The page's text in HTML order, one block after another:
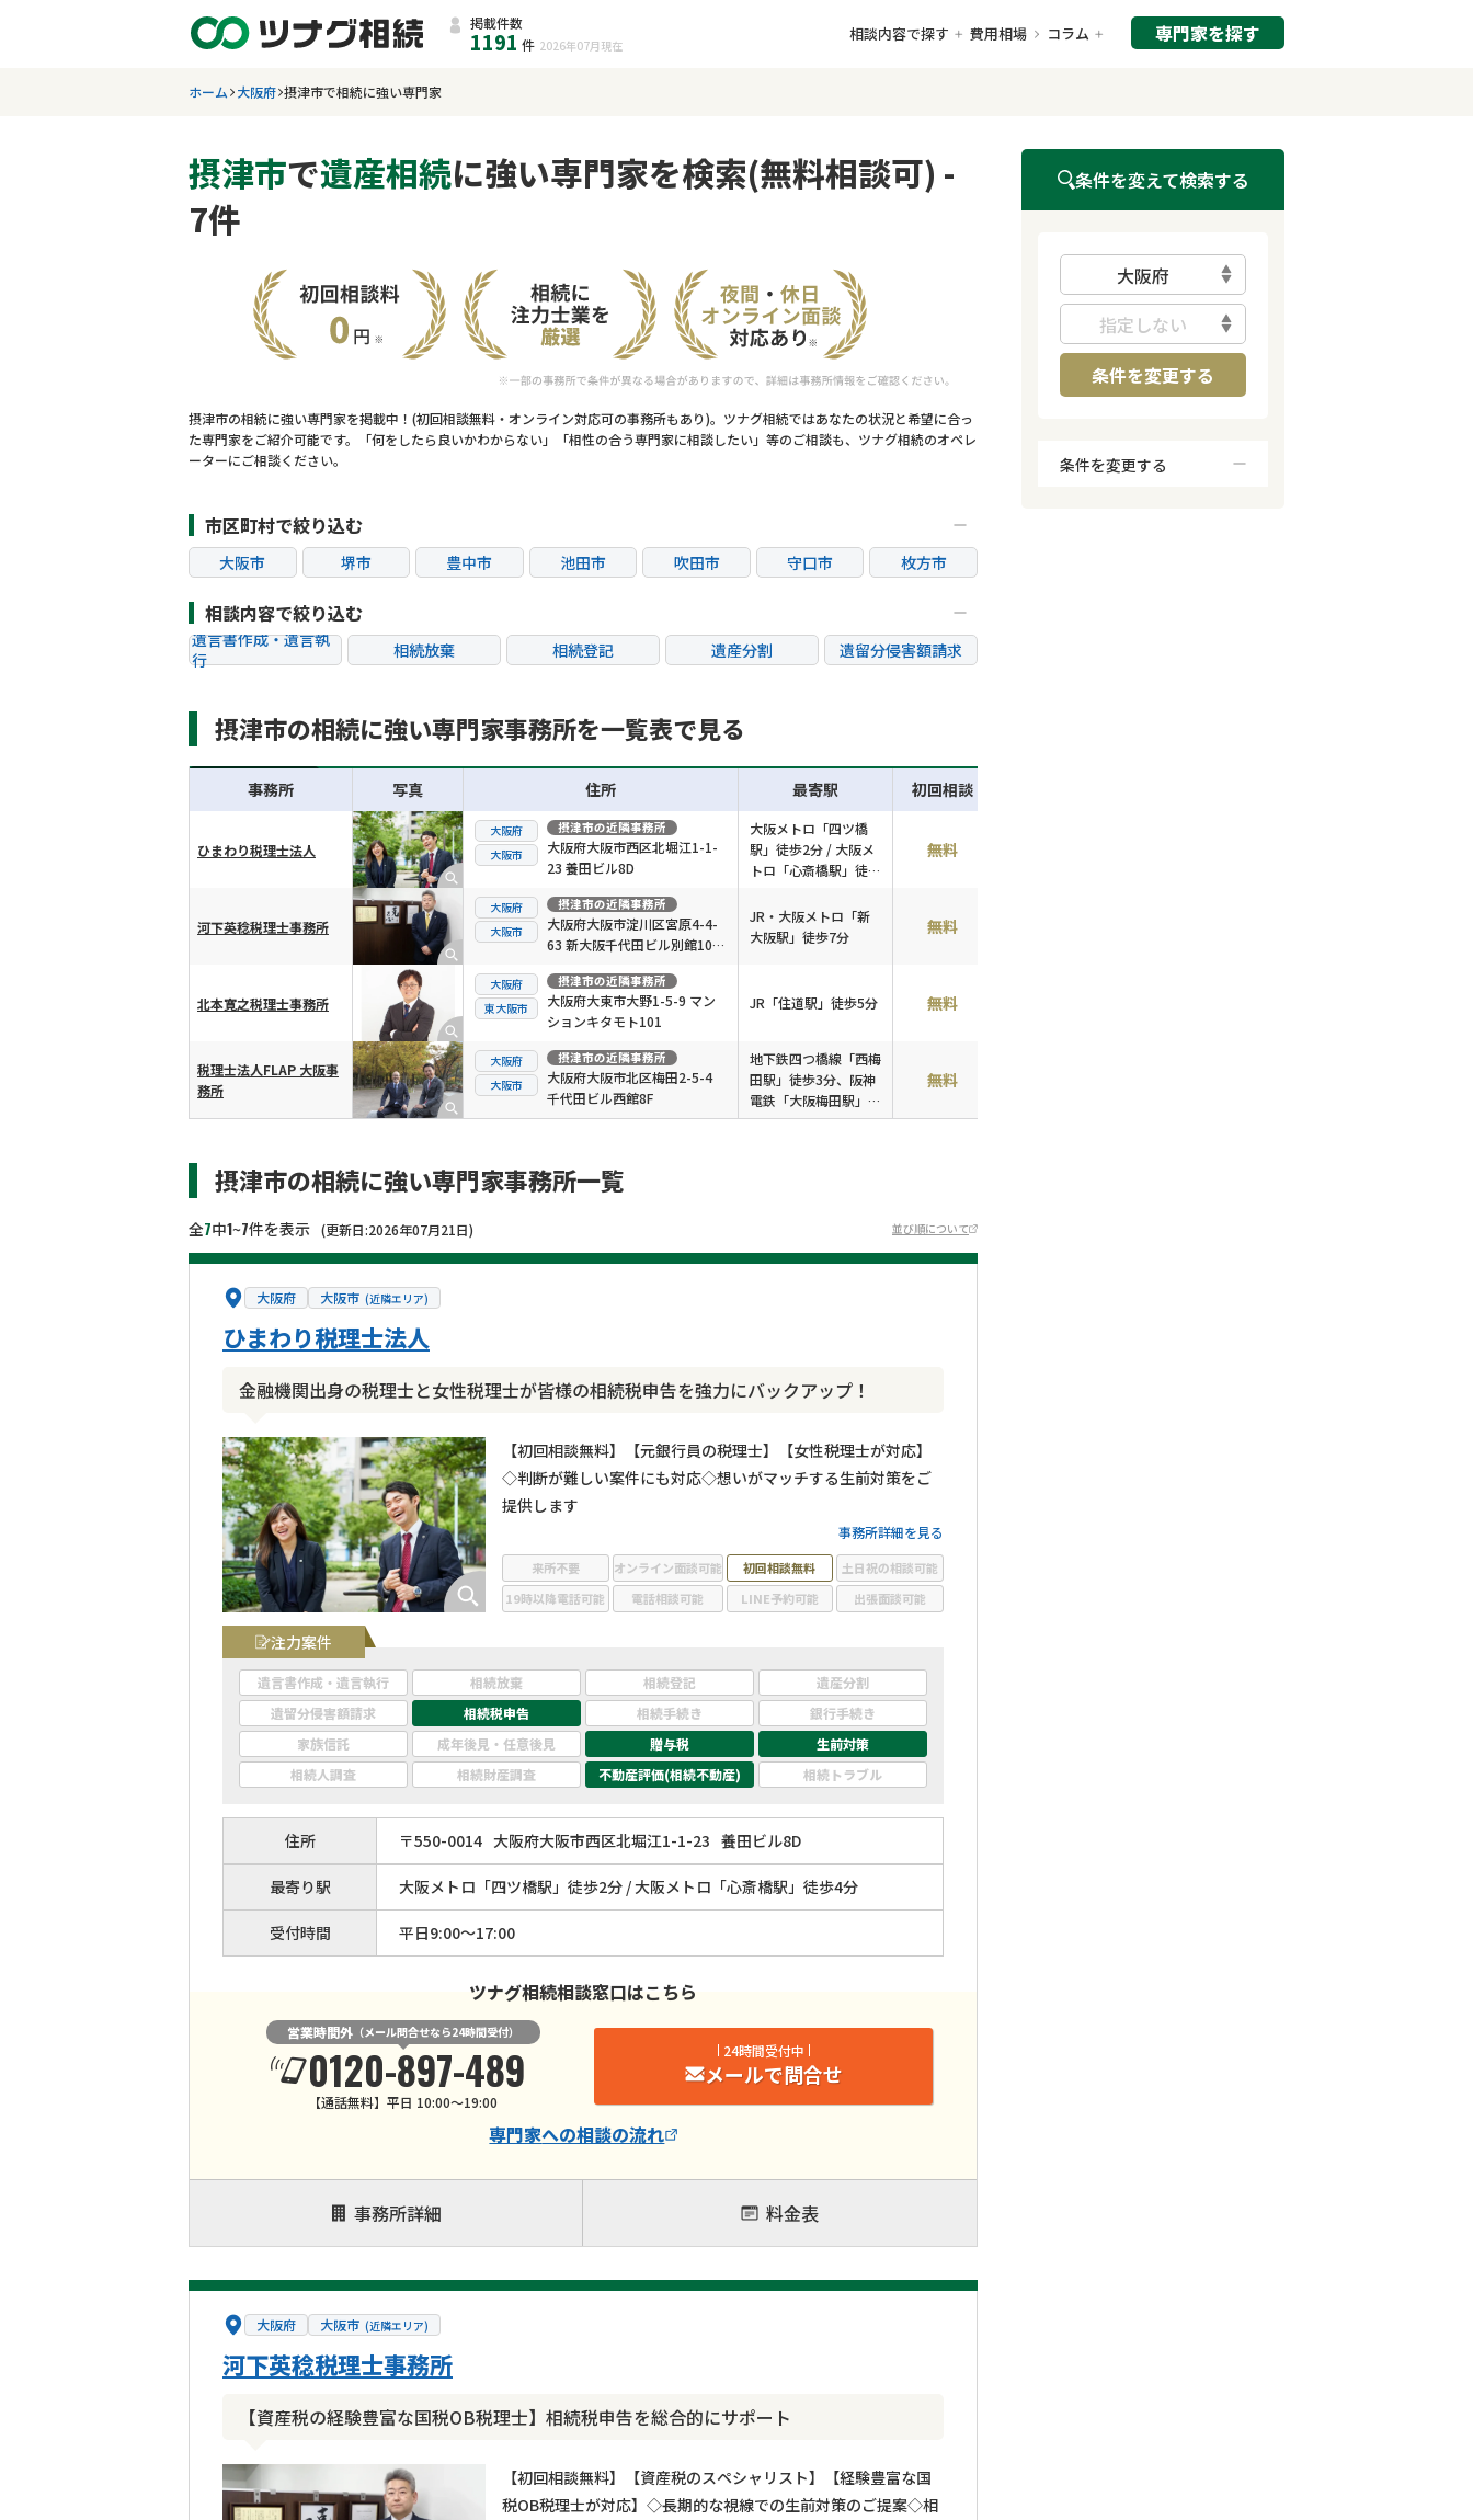
掲載件数
1191 件 2026年07月 現在
相談内容で探す 費用相場 コラム 専門家を探す
ホーム 大阪府 摂津市で相続に強い専門家
摂津市で遺産相続に強い専門家を検索(無料相談可) -
7件
摂津市の相続に強い専門家を掲載中！(初回相談無料・オンライン対応可の事務所もあり)。ツナグ相続ではあなたの状況と希望に合っ
た専門家をご紹介可能です。「何をしたら良いかわからない」「相性の合う専門家に相談したい」等のご相談も、ツナグ相続のオペレ
ーターにご相談ください。
市区町村で絞り込む
大阪市 堺市 豊中市 池田市 吹田市 守口市
枚方市
相談内容で絞り込む
遺言書作成・遺言執
行
相続放棄 相続登記 遺産分割
遺留分侵害額請求
贈与税
生前対策 相続人調査 相続財産調査
摂津市の相続に強い専門家事務所を一覧表で見る
横スクロール可能
事務所 写真 住所 最寄駅 初回相談
ひまわり税理士法人
大阪府
大阪市
摂津市の近隣事務所
大阪府大阪市西区北堀江1-1-
23 養田ビル8D
大阪メトロ「四ツ橋
駅」徒歩2分 / 大阪メ
トロ「心斎橋駅」徒歩
無料
河下英稔税理士事務所
大阪府
大阪市
摂津市の近隣事務所
大阪府大阪市淀川区宮原4-4-
63 新大阪千代田ビル別館10階
JR・大阪メトロ「新
大阪駅」徒歩7分
無料
北本寛之税理士事務所
大阪府
東大阪市
摂津市の近隣事務所
大阪府大東市大野1-5-9 マン
ションキタモト101
JR「住道駅」徒歩5分 無料
税理士法人FLAP 大阪事
務所
大阪府
大阪市
摂津市の近隣事務所
大阪府大阪市北区梅田2-5-4
千代田ビル西館8F
地下鉄四つ橋線「西梅
田駅」徒歩3分、阪神
電鉄「大阪梅田駅」徒
歩5分、JR「大阪駅」
無料
摂津市の相続に強い専門家事務所一覧
全7中1~7件を表示 (更新日:2026年07月21日) 並び順について
大阪府 大阪市 (近隣エリア)
金融機関出身の税理士と女性税理士が皆様の相続税申告を強力にバックアップ！
ひまわり税理士法人
【初回相談無料】【元銀行員の税理士】【女性税理士が対応】
◇判断が難しい案件にも対応◇想いがマッチする生前対策をご
提供します
事務所詳細を見る
来所不要 オンライン面談可能 初回相談無料
土日祝の相談可能
19時以降電話可能
電話相談可能 LINE予約可能 出張面談可能
注力案件
遺言書作成・遺言執行 相続放棄 相続登記
遺産分割
遺留分侵害額請求
相続税申告 相続手続き
銀行手続き
家族信託
成年後見・任意後見 贈与税
生前対策
相続人調査
相続財産調査 不動産評価(相続不動産) 相続トラブル
住所 〒550-0014 大阪府大阪市西区北堀江1-1-23 養田ビル8D
最寄り駅 大阪メトロ「四ツ橋駅」徒歩2分 / 大阪メトロ「心斎橋駅」徒歩4分
受付時間 平日9:00〜17:00
ツナグ相続相談窓口はこちら
営業時間外（メール問合せなら24時間受付）
0120-897-489
【通話無料】平日 10:00～19:00
24時間受付中
メールで問合せ
専門家への相談の流れ
事務所詳細 料金表
大阪府 大阪市 (近隣エリア)
【資産税の経験豊富な国税OB税理士】相続税申告を総合的にサポート
河下英稔税理士事務所
【初回相談無料】【資産税のスペシャリスト】【経験豊富な国
税OB税理士が対応】◇長期的な視線での生前対策のご提案◇相
条件を変えて検索する
大阪府
指定しない
条件を変更する
条件を変更する